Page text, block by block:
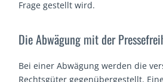
Frage gestellt wird.
Die Abwägung mit der
Bei einer Abwägung werden die
Rechtsgüter gegenübergestellt.